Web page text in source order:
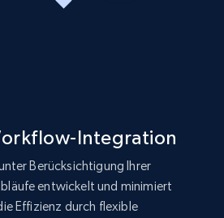
and more.
Integration
Berücksichtigung Ihrer
entwickelt und minimiert
Effizienz durch flexible